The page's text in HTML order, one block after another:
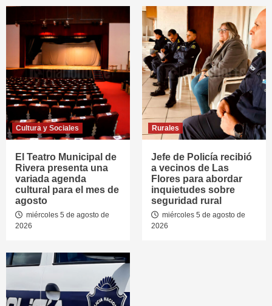
Cultura y Sociales
El Teatro Municipal de
Rivera presenta una
variada agenda
cultural para el mes de
agosto
miércoles 5 de agosto de
2026
Rurales
Jefe de Policía recibió
a vecinos de Las
Flores para abordar
inquietudes sobre
seguridad rural
miércoles 5 de agosto de
2026